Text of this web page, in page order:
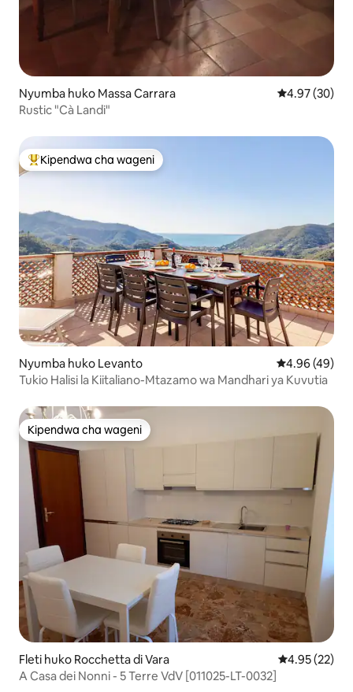
Nyumba huko Massa Carrara Ukadiriaji wa
4.97 (30)
Rustic "Cà Landi"
Kipendwa maarufu cha wageni
Kipendwa cha wageni
Nyumba huko Levanto Ukadiriaji wa
4.96 (49)
Tukio Halisi la Kiitaliano-Mtazamo wa Mandhari ya Kuvutia
Kipendwa cha wageni
Kipendwa cha wageni
Fleti huko Rocchetta di Vara Ukadiriaji wa
4.95 (22)
A Casa dei Nonni - 5 Terre VdV [011025-LT-0032]